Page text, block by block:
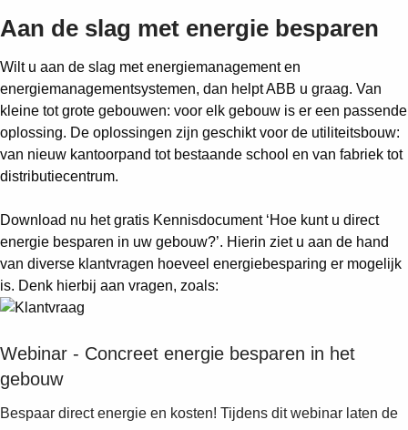
Aan de slag met energie besparen
Wilt u aan de slag met energiemanagement en
energiemanagementsystemen, dan helpt ABB u graag. Van
kleine tot grote gebouwen: voor elk gebouw is er een passende
oplossing. De oplossingen zijn geschikt voor de utiliteitsbouw:
van nieuw kantoorpand tot bestaande school en van fabriek tot
distributiecentrum.
Download nu het gratis Kennisdocument ‘Hoe kunt u direct
energie besparen in uw gebouw?’. Hierin ziet u aan de hand
van diverse klantvragen hoeveel energiebesparing er mogelijk
is. Denk hierbij aan vragen, zoals:
Webinar - Concreet energie besparen in het
gebouw
Bespaar direct energie en kosten! Tijdens dit webinar laten de